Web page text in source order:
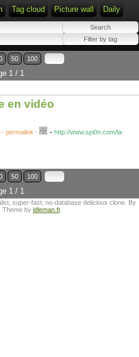
Tag cloud Picture wall Daily
50 100
1 / 1
en vidéo
permalink - - http://www.spi0n.com/la-
50 100
1 / 1
super-fast, no-database delicious clone. By
Theme by idleman.fr.